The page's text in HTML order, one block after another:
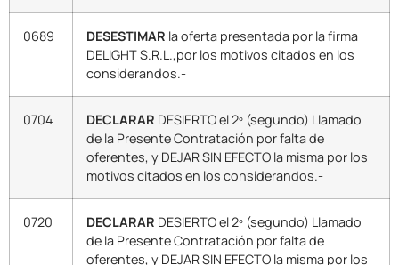
0689 DESESTIMAR la oferta presentada por la firma
DELIGHT S.R.L.,por los motivos citados en los
considerandos.-
0704 DECLARAR DESIERTO el 2º (segundo) Llamado
de la Presente Contratación por falta de
oferentes, y DEJAR SIN EFECTO la misma por los
motivos citados en los considerandos.-
0720 DECLARAR DESIERTO el 2º (segundo) Llamado
de la Presente Contratación por falta de
oferentes, y DEJAR SIN EFECTO la misma por los